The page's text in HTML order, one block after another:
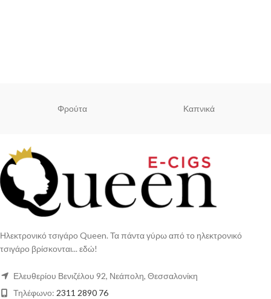
Φρούτα Καπνικά
Ηλεκτρονικό τσιγάρο Queen. Τα πάντα γύρω από το ηλεκτρονικό
τσιγάρο βρίσκονται... εδώ!
Ελευθερίου Βενιζέλου 92, Νεάπολη, Θεσσαλονίκη
Τηλέφωνο: 2311 2890 76